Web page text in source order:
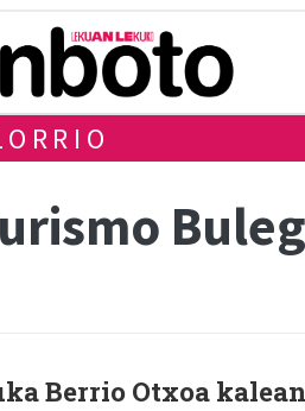
Berrio Otxoa kalean